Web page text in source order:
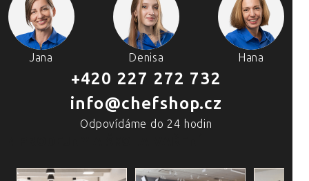
Jana Denisa Hana
+420 227 272 732
info@chefshop.cz
Odpovídáme do 24 hodin